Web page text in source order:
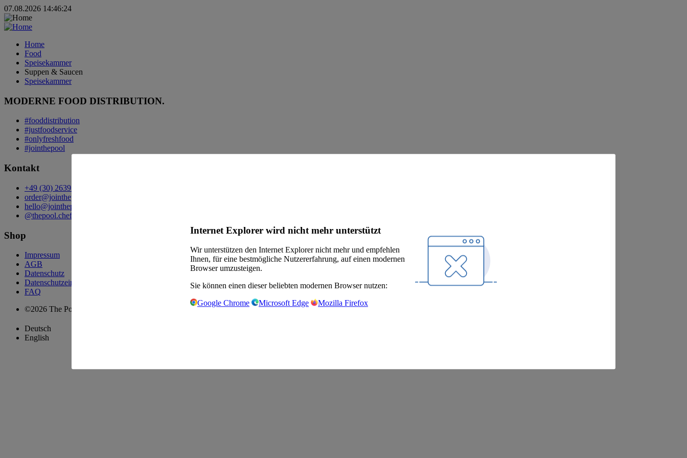
Internet Explorer wird nicht mehr unterstützt
Wir unterstützen den Internet Explorer nicht mehr und empfehlen
Ihnen, für eine bestmögliche Nutzererfahrung, auf einen modernen
Browser umzusteigen.
Sie können einen dieser beliebten modernen Browser nutzen:
Google Chrome
Microsoft Edge Mozilla Firefox
07.08.2026 14:46:24
Home
Food
Speisekammer
Suppen & Saucen
Speisekammer
MODERNE FOOD DISTRIBUTION.
#fooddistribution
#justfoodservice
#onlyfreshfood
#jointhepool
Kontakt
+49 (30) 2639 258 90
order@jointhepool.de
hello@jointhepool.de
@thepool.chefscompanion
Shop
Impressum
AGB
Datenschutz
Datenschutzeinstellungen
FAQ
©2026 The Pool Chefs Companion GmbH & Co. KG
Deutsch
English